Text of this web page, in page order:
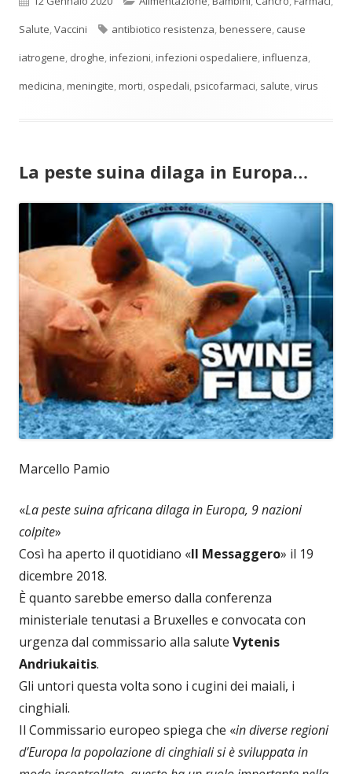
Salute,Vaccini Tag
antibiotico resistenza,benessere, cause
iatrogene, droghe,infezioni,infezioni ospedaliere,influenza,
medicina,meningite,morti, ospedali,psicofarmaci, salute,virus
La peste suina dilaga in Europa…
Marcello Pamio
«La peste suina africana dilaga in Europa, 9 nazioni
colpite»
Così ha aperto il quotidiano «Il Messaggero» il 19
dicembre 2018.
È quanto sarebbe emerso dalla conferenza
ministeriale tenutasi a Bruxelles e convocata con
urgenza dal commissario alla salute Vytenis
Andriukaitis.
Gli untori questa volta sono i cugini dei maiali, i
cinghiali.
Il Commissario europeo spiega che «in diverse regioni
d’Europa la popolazione di cinghiali si è sviluppata in